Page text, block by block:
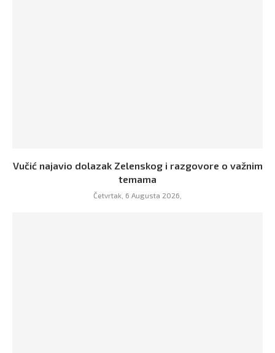
Vučić najavio dolazak Zelenskog i razgovore o važnim
temama
Četvrtak, 6 Augusta 2026,